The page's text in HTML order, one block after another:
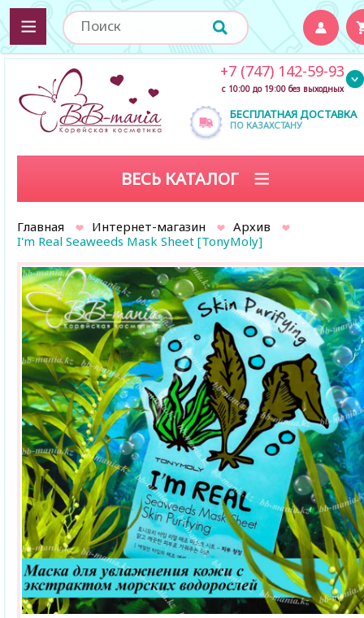
БЕСПЛАТНАЯ ДОСТАВКА
ПО КАЗАХСТАНУ
+7 (747) 142-59-93
с 10:00 до 19:00 без выходных
ВЕСЬ КАТАЛОГ
Главная Интернет-магазин
Архив
I'm Real Seaweeds Mask Sheet [TonyMoly]